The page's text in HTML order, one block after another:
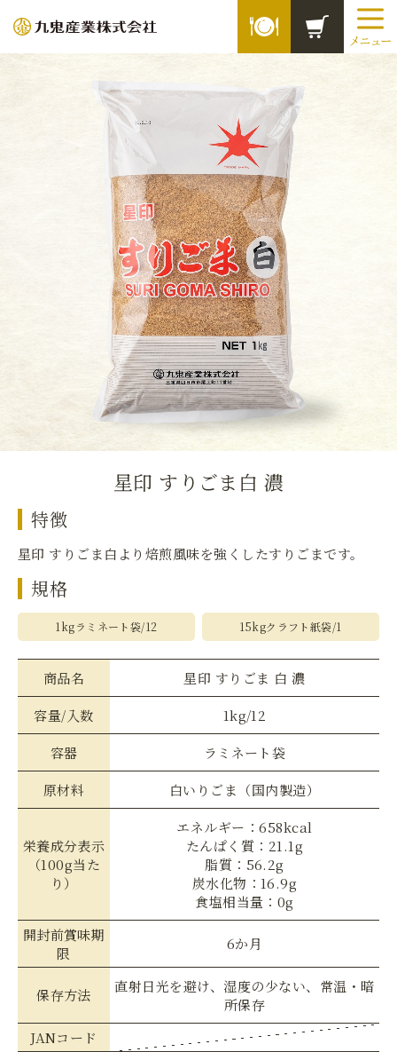
星印 すりごま白 濃
特徴
星印 すりごま白より焙煎風味を強くしたすりごまです。
規格
1kgラミネート袋/12 15kgクラフト紙袋/1
商品名
星印 すりごま 白 濃
容量/入数
1kg/12
容器
ラミネート袋
原材料
白いりごま（国内製造）
栄養成分表示
（100g当た
り）
エネルギー：658kcal
たんぱく質：21.1g
脂質：56.2g
炭水化物：16.9g
食塩相当量：0g
開封前賞味期
限
6か月
保存方法
直射日光を避け、湿度の少ない、常温・暗
所保存
JANコード